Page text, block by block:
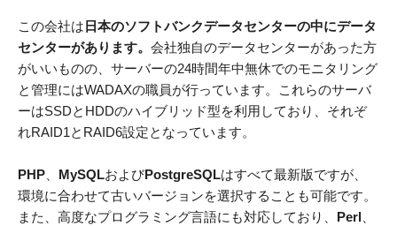
この会社は 日本のソフトバンクデータセンターの中にデータ
センターがあります。 会社独自のデータセンターがあった方
がいいものの、サーバーの24時間年中無休でのモニタリング
と管理にはWADAXの職員が行っています。これらのサーバ
ーはSSDとHDDのハイブリッド型を利用しており、それぞ
れRAID1とRAID6設定となっています。
PHP MySQLおよびPostgreSQLはすべて最新版ですが、
環境に合わせて古いバージョンを選択することも可能です。
また、高度なプログラミング言語にも対応しており、 Perl